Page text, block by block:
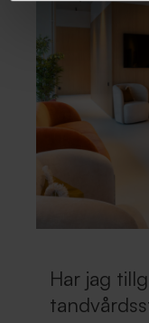
Har jag